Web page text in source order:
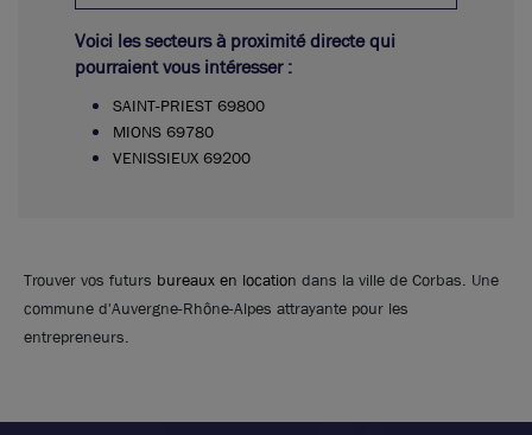
Voici les secteurs à proximité directe qui
pourraient vous intéresser :
SAINT-PRIEST 69800
MIONS 69780
VENISSIEUX 69200
Trouver vos futurs bureaux en location dans la ville de Corbas. Une
commune d'Auvergne-Rhône-Alpes attrayante pour les
entrepreneurs.